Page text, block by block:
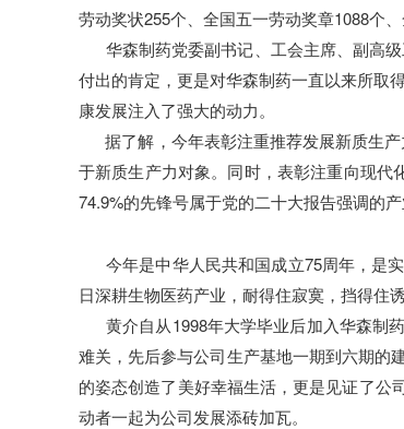
劳动奖状255个、全国五一劳动奖章1088个、
华森制药党委副书记、工会主席、副高
付出的肯定，更是对华森制药一直以来所取
康发展注入了强大的动力。
据了解，今年表彰注重推荐发展新质生
于新质生产力对象。同时，表彰注重向现代
74.9%的先锋号属于党的二十大报告强调的产
今年是中华人民共和国成立75周年，是
日深耕生物医药产业，耐得住寂寞，挡得住
黄介自从1998年大学毕业后加入华森制
难关，先后参与公司生产基地一期到六期的
的姿态创造了美好幸福生活，更是见证了公
动者一起为公司发展添砖加瓦。